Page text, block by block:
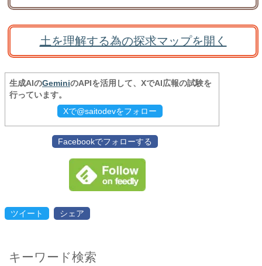
土を理解する為の探求マップを開く
生成AIのGeminiのAPIを活用して、XでAI広報の試験を
行っています。
Xで@saitodevをフォロー
Facebookでフォローする
ツイート シェア
キーワード検索